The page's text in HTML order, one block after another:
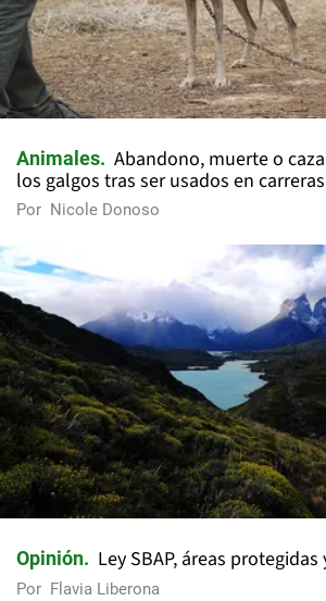
Animales
Abandono, muerte o
los galgos tras ser usados en
Por Nicole Donoso
Opinión Ley SBAP, áreas
Por Flavia Liberona